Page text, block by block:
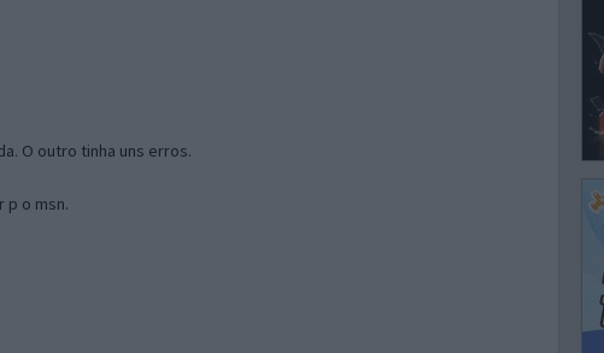
O outro tinha uns erros.
p o msn.